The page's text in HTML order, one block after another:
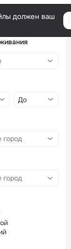
должен ваш